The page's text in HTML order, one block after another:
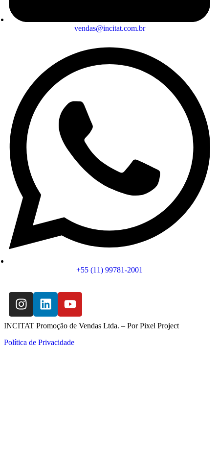
vendas@incitat.com.br
+55 (11) 99781-2001
INCITAT Promoção de Vendas Ltda. – PorPixel Project
Política de Privacidade